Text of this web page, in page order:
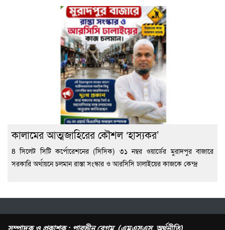
কালামের আত্মজাহিরের কৌশল ‘হাস্যকর’
8 সিলেট সিটি কর্পোরেশনের (সিসিক) ৩১ নম্বর ওয়ার্ডের মুরাদপুর বাজারে
সরকারি অর্থায়নে চলমান রাস্তা সংস্কার ও আরসিসি ঢালাইয়ের কাজকে কেন্দ্র